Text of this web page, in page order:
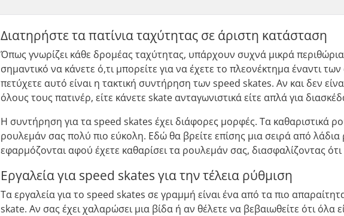
Διατηρήστε τα πατίνια ταχύτητας σε άριστη κατάσταση
Όπως γνωρίζει κάθε δρομέας ταχύτητας, υπάρχουν συχνά μικρά
σημαντικό να κάνετε ό,τι μπορείτε για να έχετε το πλεονέκτημα έναντι
πετύχετε αυτό είναι η τακτική συντήρηση των speed skates. Αν και δεν
όλους τους πατινέρ, είτε κάνετε skate ανταγωνιστικά είτε απλά για
Η συντήρηση για τα speed skates έχει διάφορες μορφές. Τα καθαριστικά
ρουλεμάν σας πολύ πιο εύκολη. Εδώ θα βρείτε επίσης μια σειρά από
εφαρμόζονται αφού έχετε καθαρίσει τα ρουλεμάν σας, διασφαλίζοντας
Εργαλεία για speed skates για την τέλεια ρύθμιση
Τα εργαλεία για το speed skates σε γραμμή είναι ένα από τα πιο
skate. Αν σας έχει χαλαρώσει μια βίδα ή αν θέλετε να βεβαιωθείτε ότι